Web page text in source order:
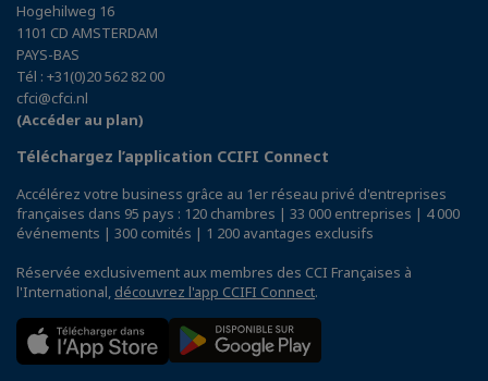
Hogehilweg 16
1101 CD AMSTERDAM
PAYS-BAS
Tél : +31(0)20 562 82 00
cfci@cfci.nl
(Accéder au plan)
Téléchargez l’application CCIFI Connect
Accélérez votre business grâce au 1er réseau privé d'entreprises
françaises dans 95 pays : 120 chambres | 33 000 entreprises | 4 000
événements | 300 comités | 1 200 avantages exclusifs
Réservée exclusivement aux membres des CCI Françaises à
l'International, découvrez l'app CCIFI Connect.